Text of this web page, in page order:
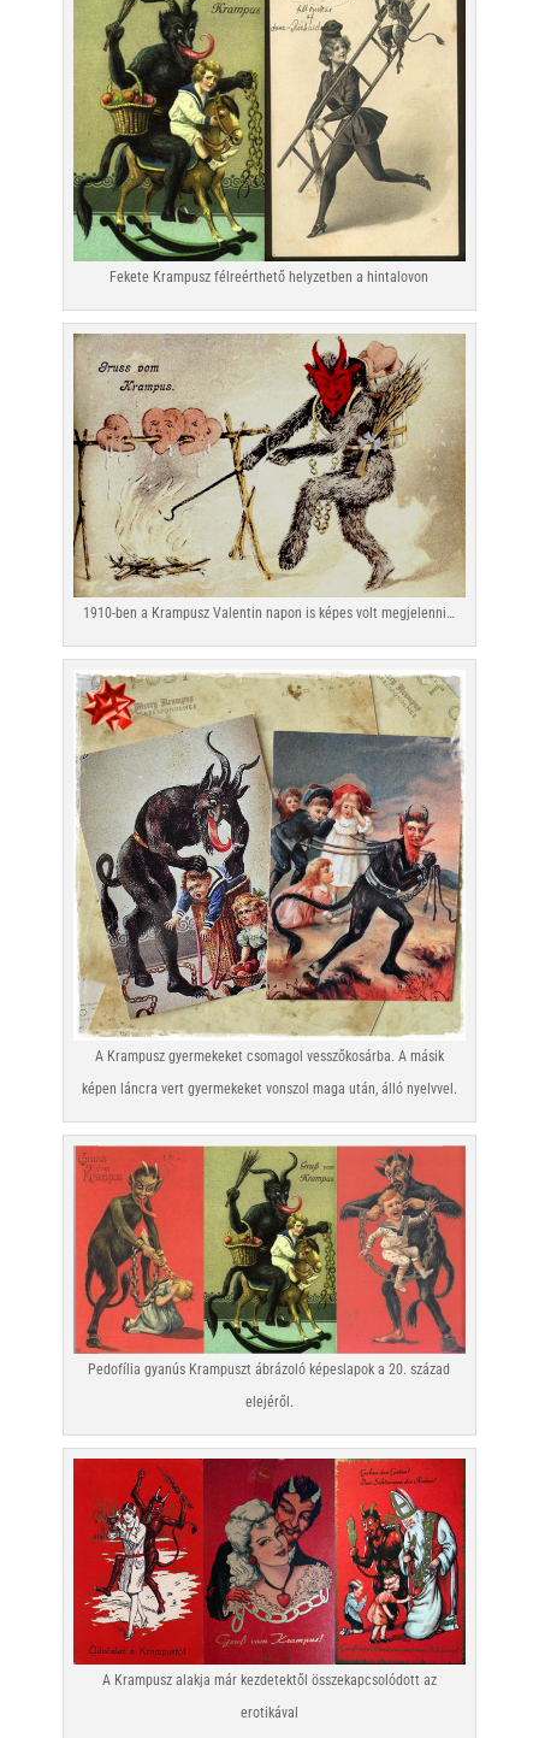
Fekete Krampusz félreérthető helyzetben a hintalovon
1910-ben a Krampusz Valentin napon is képes volt megjelenni…
A Krampusz gyermekeket csomagol vesszőkosárba. A másik
képen láncra vert gyermekeket vonszol maga után, álló nyelvvel.
Pedofília gyanús Krampuszt ábrázoló képeslapok a 20. század
elejéről.
A Krampusz alakja már kezdetektől összekapcsolódott az
erotikával